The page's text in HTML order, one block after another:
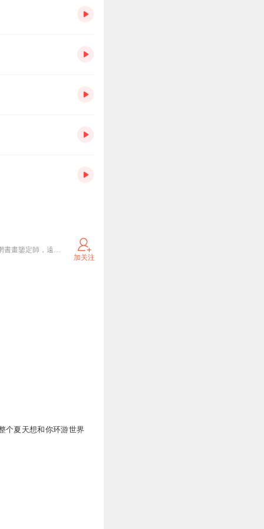
周志良筆名紅居。業餘詩人，專業藝術品經紀人，紅居堂畫廊创办人，大相艺术研究机构秘书长，博寶網書畫鑒定師，遠方文博鑒定師，金亮拍卖公司首席鉴定师。地址：天津市古文化街古玩城4单元2-8电话：18822284684/13072267698
加关注
个夏天想和你环游世界